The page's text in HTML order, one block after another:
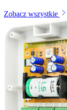
Zobacz wszystkie